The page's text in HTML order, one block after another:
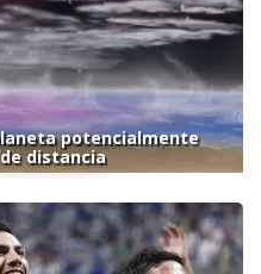
potencialmente
distancia